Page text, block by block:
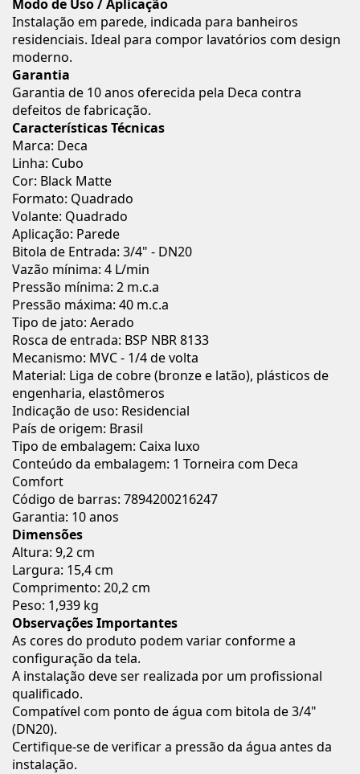
Modo de Uso / Aplicação
Instalação em parede, indicada para banheiros
residenciais. Ideal para compor lavatórios com design
moderno.
Garantia
Garantia de 10 anos oferecida pela Deca contra
defeitos de fabricação.
Características Técnicas
Marca: Deca
Linha: Cubo
Cor: Black Matte
Formato: Quadrado
Volante: Quadrado
Aplicação: Parede
Bitola de Entrada: 3/4" - DN20
Vazão mínima: 4 L/min
Pressão mínima: 2 m.c.a
Pressão máxima: 40 m.c.a
Tipo de jato: Aerado
Rosca de entrada: BSP NBR 8133
Mecanismo: MVC - 1/4 de volta
Material: Liga de cobre (bronze e latão), plásticos de
engenharia, elastômeros
Indicação de uso: Residencial
País de origem: Brasil
Tipo de embalagem: Caixa luxo
Conteúdo da embalagem: 1 Torneira com Deca
Comfort
Código de barras: 7894200216247
Garantia: 10 anos
Dimensões
Altura: 9,2 cm
Largura: 15,4 cm
Comprimento: 20,2 cm
Peso: 1,939 kg
Observações Importantes
As cores do produto podem variar conforme a
configuração da tela.
A instalação deve ser realizada por um profissional
qualificado.
Compatível com ponto de água com bitola de 3/4"
(DN20).
Certifique-se de verificar a pressão da água antes da
instalação.